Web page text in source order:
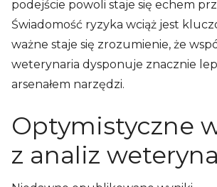
podejście powoli staje się echem
Świadomość ryzyka wciąż jest
ważne staje się zrozumienie, że
weterynaria dysponuje znacznie
arsenałem narzędzi.
Optymistyczne
z analiz